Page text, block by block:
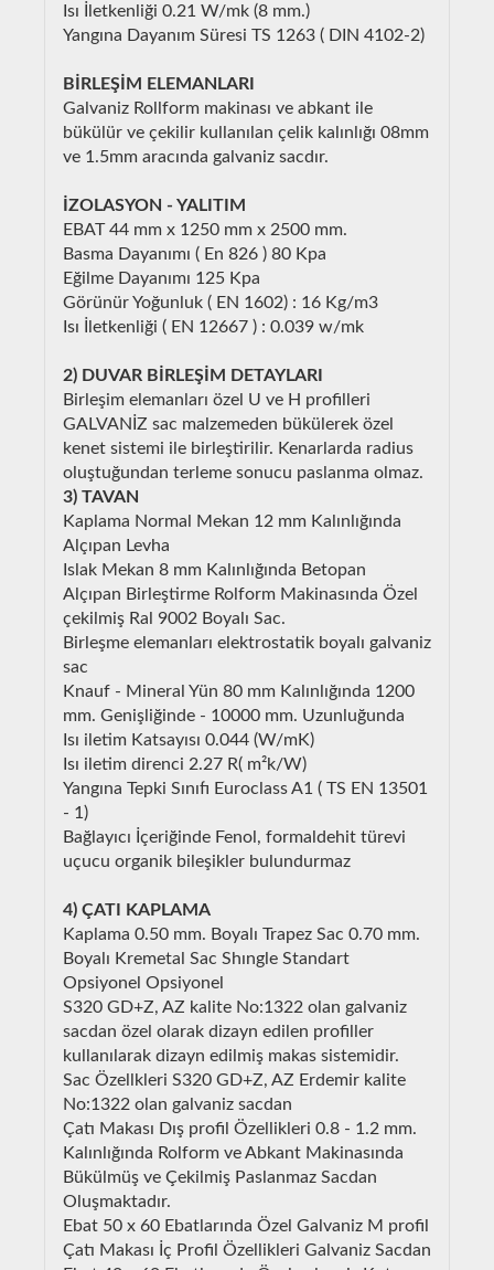
Isı İletkenliği 0.21 W/mk (8 mm.)
Yangına Dayanım Süresi TS 1263 ( DIN 4102-2)
BİRLEŞİM ELEMANLARI
Galvaniz Rollform makinası ve abkant ile
bükülür ve çekilir kullanılan çelik kalınlığı 08mm
ve 1.5mm aracında galvaniz sacdır.
İZOLASYON - YALITIM
EBAT 44 mm x 1250 mm x 2500 mm.
Basma Dayanımı ( En 826 ) 80 Kpa
Eğilme Dayanımı 125 Kpa
Görünür Yoğunluk ( EN 1602) : 16 Kg/m3
Isı İletkenliği ( EN 12667 ) : 0.039 w/mk
2) DUVAR BİRLEŞİM DETAYLARI
Birleşim elemanları özel U ve H profilleri
GALVANİZ sac malzemeden bükülerek özel
kenet sistemi ile birleştirilir. Kenarlarda radius
oluştuğundan terleme sonucu paslanma olmaz.
3) TAVAN
Kaplama Normal Mekan 12 mm Kalınlığında
Alçıpan Levha
Islak Mekan 8 mm Kalınlığında Betopan
Alçıpan Birleştirme Rolform Makinasında Özel
çekilmiş Ral 9002 Boyalı Sac.
Birleşme elemanları elektrostatik boyalı galvaniz
sac
Knauf - Mineral Yün 80 mm Kalınlığında 1200
mm. Genişliğinde - 10000 mm. Uzunluğunda
Isı iletim Katsayısı 0.044 (W/mK)
Isı iletim direnci 2.27 R( m²k/W)
Yangına Tepki Sınıfı Euroclass A1 ( TS EN 13501
- 1)
Bağlayıcı İçeriğinde Fenol, formaldehit türevi
uçucu organik bileşikler bulundurmaz
4) ÇATI KAPLAMA
Kaplama 0.50 mm. Boyalı Trapez Sac 0.70 mm.
Boyalı Kremetal Sac Shıngle Standart
Opsiyonel Opsiyonel
S320 GD+Z, AZ kalite No:1322 olan galvaniz
sacdan özel olarak dizayn edilen profiller
kullanılarak dizayn edilmiş makas sistemidir.
Sac Özellkleri S320 GD+Z, AZ Erdemir kalite
No:1322 olan galvaniz sacdan
Çatı Makası Dış profil Özellikleri 0.8 - 1.2 mm.
Kalınlığında Rolform ve Abkant Makinasında
Bükülmüş ve Çekilmiş Paslanmaz Sacdan
Oluşmaktadır.
Ebat 50 x 60 Ebatlarında Özel Galvaniz M profil
Çatı Makası İç Profil Özellikleri Galvaniz Sacdan